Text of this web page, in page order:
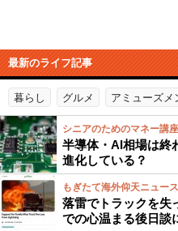
最新のライフ記事
暮らし グルメ アミューズメ
シニアのためのマネー講座
半導体・AI相場は終
進化している？
もぎたて海外仰天ニュース
落雷でトラックを失
での心温まる後日談